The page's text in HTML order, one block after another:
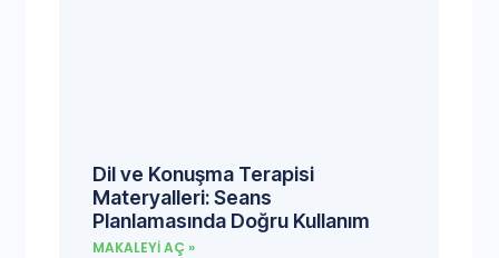
Dil ve Konuşma Terapisi
Materyalleri: Seans
Planlamasında Doğru Kullanım
MAKALEYI AÇ »